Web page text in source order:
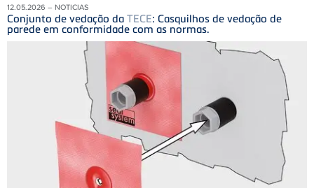
12.05.2026 – NOTICIAS
Conjunto de vedação da TECE: Casquilhos de vedação de
parede em conformidade com as normas.